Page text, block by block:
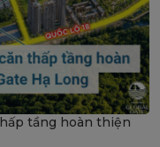
tầng hoàn thiện